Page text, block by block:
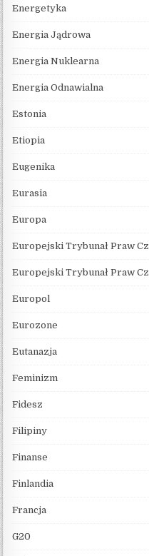
Energetyka
Energia Jądrowa
Energia Nuklearna
Energia Odnawialna
Estonia
Etiopia
Eugenika
Eurasia
Europa
Europejski Trybunał Praw
Europejski Trybunał Praw
Europol
Eurozone
Eutanazja
Feminizm
Fidesz
Filipiny
Finanse
Finlandia
Francja
G20